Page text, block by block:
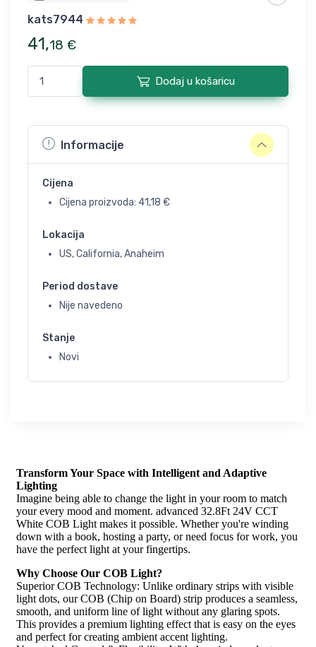
kats7944
41,18 €
Dodaj u košaricu
Informacije
Cijena
Cijena proizvoda: 41,18 €
Lokacija
US, California, Anaheim
Period dostave
Nije navedeno
Stanje
Novi